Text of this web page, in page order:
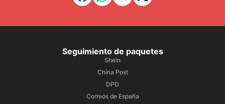
Seguimiento de paquetes
Shein
China Post
DPD
Correos de España